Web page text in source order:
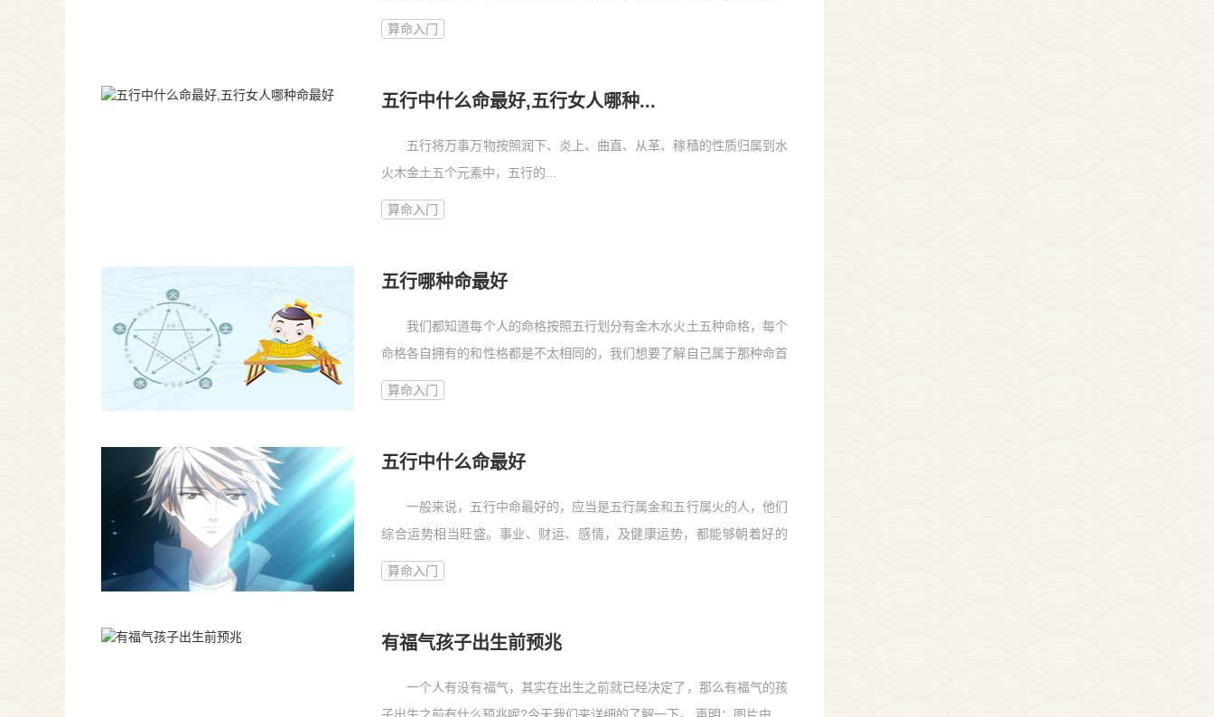
最...
算命入门
五行中什么命最好,五行女人哪种...
五行将万事万物按照润下、炎上、曲直、从革、稼穑的性质归属到水
火木金土五个元素中，五行的...
算命入门
五行哪种命最好
我们都知道每个人的命格按照五行划分有金木水火土五种命格，每个
命格各自拥有的和性格都是不太相同的，我们想要了解自己属于那种命首
先...
算命入门
五行中什么命最好
一般来说，五行中命最好的，应当是五行属金和五行属火的人，他们
综合运势相当旺盛。事业、财运、感情，及健康运势，都能够朝着好的
方...
算命入门
有福气孩子出生前预兆
一个人有没有福气，其实在出生之前就已经决定了，那么有福气的孩